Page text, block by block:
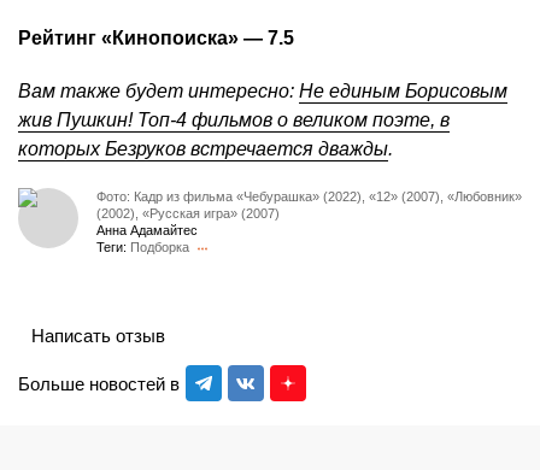
Рейтинг «Кинопоиска» — 7.5
Вам также будет интересно: Не единым Борисовым
жив Пушкин! Топ-4 фильмов о великом поэте, в
которых Безруков встречается дважды.
Фото: Кадр из фильма «Чебурашка» (2022), «12» (2007), «Любовник»
(2002), «Русская игра» (2007)
Анна Адамайтес
Теги: Подборка
Больше новостей в
Написать отзыв